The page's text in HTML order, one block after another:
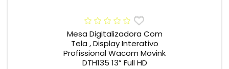
Mesa Digitalizadora Com
Tela , Display Interativo
Profissional Wacom Movink
DTH135 13” Full HD